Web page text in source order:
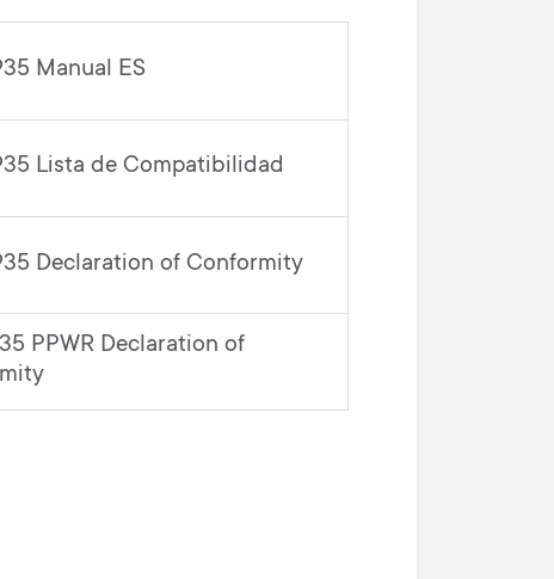
Manual ES
Lista de Compatibilidad
Declaration of Conformity
PPWR Declaration of